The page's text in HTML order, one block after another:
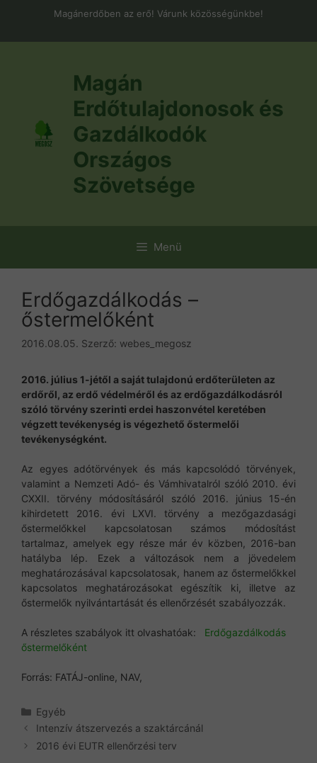
Magánerdőben az erő! Várunk közösségünkbe!
Magán
Erdőtulajdonosok és
Gazdálkodók
Országos
Szövetsége
Menü
Erdőgazdálkodás –
őstermelőként
2016.08.05. Szerző: webes_megosz
2016. július 1-jétől a saját tulajdonú erdőterületen az
erdőről, az erdő védelméről és az erdőgazdálkodásról
szóló törvény szerinti erdei haszonvétel keretében
végzett tevékenység is végezhető őstermelői
tevékenységként.
Az egyes adótörvények és más kapcsolódó törvények,
valamint a Nemzeti Adó- és Vámhivatalról szóló 2010. évi
CXXII. törvény módosításáról szóló 2016. június 15-én
kihirdetett 2016. évi LXVI. törvény a mezőgazdasági
őstermelőkkel kapcsolatosan számos módosítást
tartalmaz, amelyek egy része már év közben, 2016-ban
hatályba lép. Ezek a változások nem a jövedelem
meghatározásával kapcsolatosak, hanem az őstermelőkkel
kapcsolatos meghatározásokat egészítik ki, illetve az
őstermelők nyilvántartását és ellenőrzését szabályozzák.
A részletes szabályok itt olvashatóak: Erdőgazdálkodás
őstermelőként
Forrás: FATÁJ-online, NAV,
Kategória
Egyéb
Intenzív átszervezés a szaktárcánál
2016 évi EUTR ellenőrzési terv